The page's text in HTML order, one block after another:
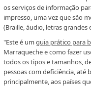
os serviços de informação
impresso, uma vez que são
(Braille, áudio, letras grandes
"Este é um guia prático para
Marraqueche e como fazer
todos os tipos e tamanhos,
pessoas com deficiência, até
principalmente, aos países